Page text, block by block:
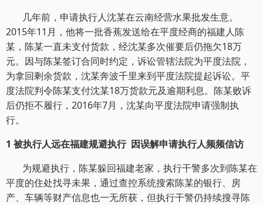
几年前，申请执行人沈某在云南经营水果批发生意。
2015年11月，他将一批香蕉发送给在平度经商的福建人陈
某，陈某一直未支付货款，经沈某多次催要后仍拖欠18万
元。因与陈某签订合同时约定，诉讼管辖法院为平度法院，
为拿回剩余货款，沈某奔波千里来到平度法院提起诉讼。平
度法院判令陈某支付沈某18万货款元及逾期利息。陈某败诉
后仍拒不履行，2016年7月，沈某向平度法院申请强制执
行。
1 被执行人远在福建规避执行 因误解申请执行人频频信访
为规避执行，陈某躲回福建老家，执行干警多次到陈某在
平度的住处找寻未果，通过查控系统搜索陈某的银行、房
产、车辆等财产信息也一无所获，但执行干警仍持续搜寻陈